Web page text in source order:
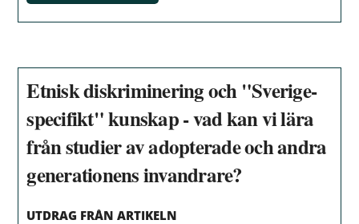
Etnisk diskriminering och "Sverige-
specifikt" kunskap - vad kan vi lära
från studier av adopterade och andra
generationens invandrare?
UTDRAG FRÅN ARTIKELN